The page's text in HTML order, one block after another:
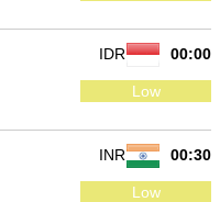
00:00
IDR
Low
00:30
INR
Low